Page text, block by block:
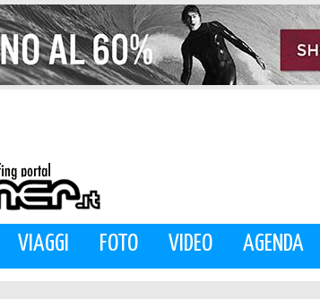
VIAGGI FOTO VIDEO AGENDA